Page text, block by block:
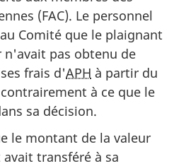
(FAC). Le personnel
Comité que le plaignant
n'avait pas obtenu de
frais d'APH à partir du
à ce que le
sa décision.
le montant de la valeur
transféré à sa